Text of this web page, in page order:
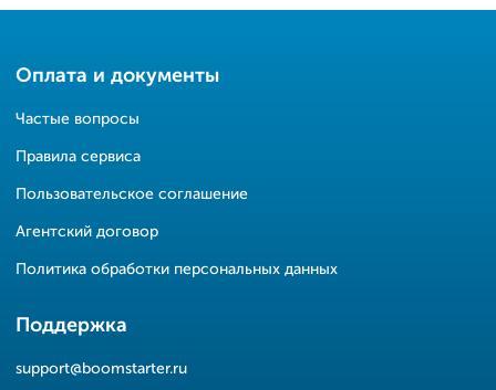
Оплата и документы
Частые вопросы
Правила сервиса
Пользовательское соглашение
Агентский договор
Политика обработки персональных данных
Поддержка
support@boomstarter.ru